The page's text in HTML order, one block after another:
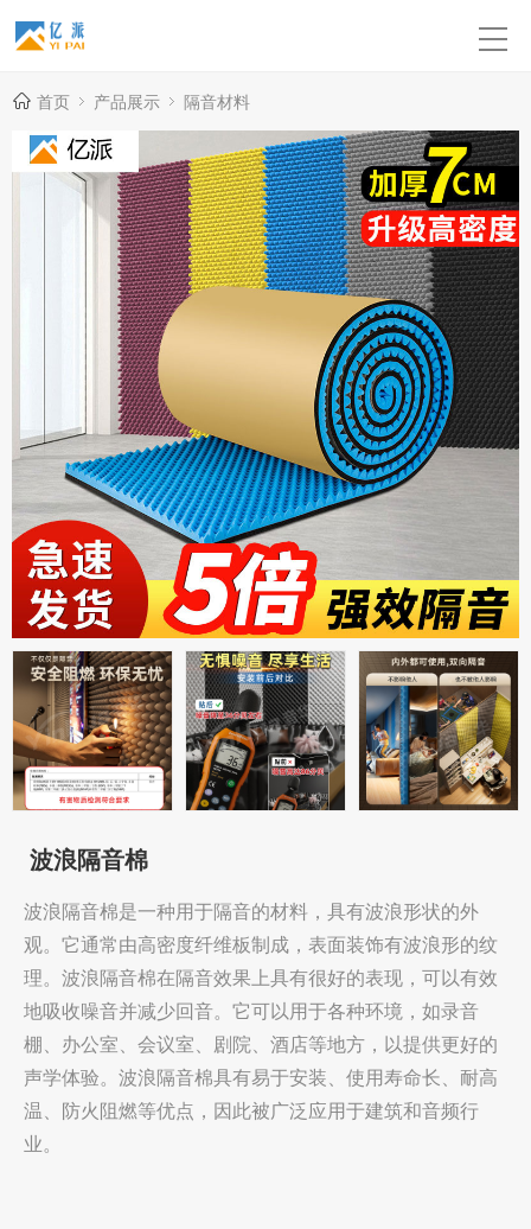
首页 产品展示 隔音材料
波浪隔音棉
波浪隔音棉是一种用于隔音的材料，具有波浪形状的外
观。它通常由高密度纤维板制成，表面装饰有波浪形的纹
理。波浪隔音棉在隔音效果上具有很好的表现，可以有效
地吸收噪音并减少回音。它可以用于各种环境，如录音
棚、办公室、会议室、剧院、酒店等地方，以提供更好的
声学体验。波浪隔音棉具有易于安装、使用寿命长、耐高
温、防火阻燃等优点，因此被广泛应用于建筑和音频行
业。